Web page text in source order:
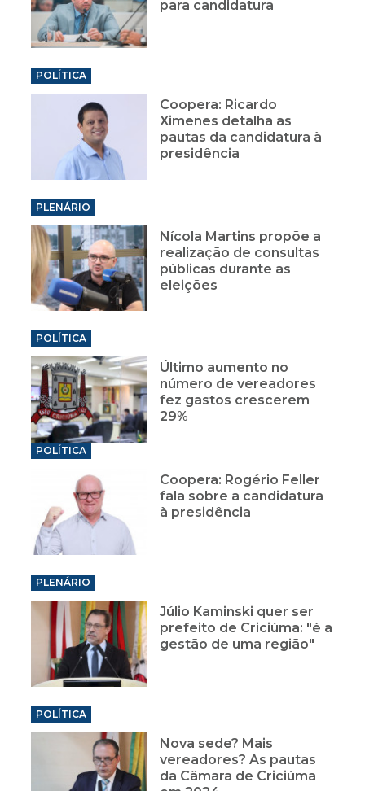
para candidatura
POLÍTICA
Coopera: Ricardo
Ximenes detalha as
pautas da candidatura à
presidência
PLENÁRIO
Nícola Martins propõe a
realização de consultas
públicas durante as
eleições
POLÍTICA
Último aumento no
número de vereadores
fez gastos crescerem
29%
POLÍTICA
Coopera: Rogério Feller
fala sobre a candidatura
à presidência
PLENÁRIO
Júlio Kaminski quer ser
prefeito de Criciúma: "é a
gestão de uma região"
POLÍTICA
Nova sede? Mais
vereadores? As pautas
da Câmara de Criciúma